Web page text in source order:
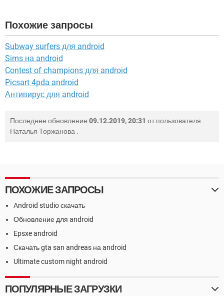
Похожие запросы
Subway surfers для android
Sims на android
Contest of champions для android
Picsart 4pda android
Антивирус для android
Последнее обновление 09.12.2019, 20:31 от пользователя
Наталья Торжанова .
ПОХОЖИЕ ЗАПРОСЫ
Android studio скачать
Обновление для android
Epsxe android
Скачать gta san andreas на android
Ultimate custom night android
ПОПУЛЯРНЫЕ ЗАГРУЗКИ